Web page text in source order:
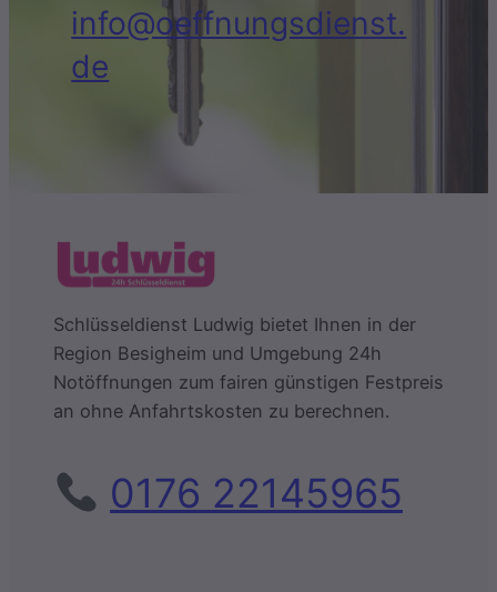
info@oeffnungsdienst.
de
Schlüsseldienst Ludwig bietet Ihnen in der
Region Besigheim und Umgebung 24h
Notöffnungen zum fairen günstigen Festpreis
an ohne Anfahrtskosten zu berechnen.
0176 22145965